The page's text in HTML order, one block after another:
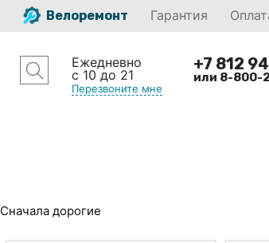
Велоремонт Гарантия
Ежедневно
с 10 до 21
Перезвоните мне
+7 812
или 8-800-
Сначала дорогие